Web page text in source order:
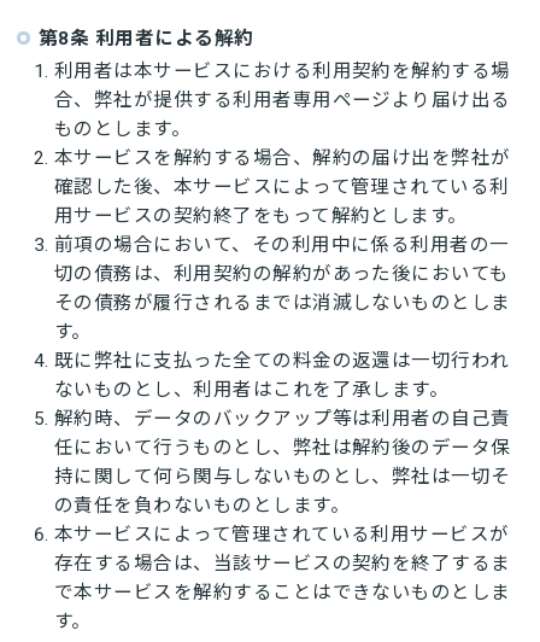
第8条 利用者による解約
利用者は本サービスにおける利用契約を解約する場
合、弊社が提供する利用者専用ページより届け出る
ものとします。
本サービスを解約する場合、解約の届け出を弊社が
確認した後、本サービスによって管理されている利
用サービスの契約終了をもって解約とします。
前項の場合において、その利用中に係る利用者の一
切の債務は、利用契約の解約があった後においても
その債務が履行されるまでは消滅しないものとしま
す。
既に弊社に支払った全ての料金の返還は一切行われ
ないものとし、利用者はこれを了承します。
解約時、データのバックアップ等は利用者の自己責
任において行うものとし、弊社は解約後のデータ保
持に関して何ら関与しないものとし、弊社は一切そ
の責任を負わないものとします。
本サービスによって管理されている利用サービスが
存在する場合は、当該サービスの契約を終了するま
で本サービスを解約することはできないものとしま
す。